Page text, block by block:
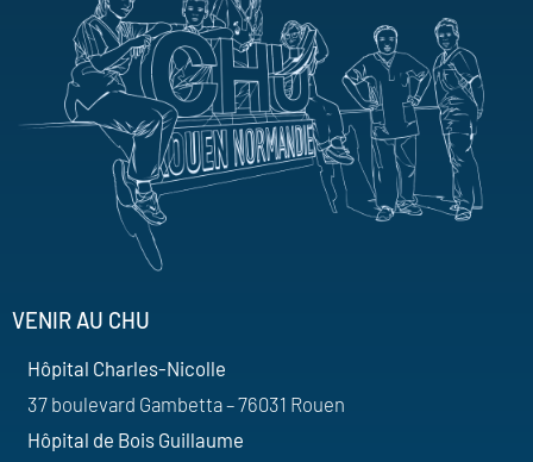
VENIR AU CHU
Hôpital Charles-Nicolle
37 boulevard Gambetta – 76031 Rouen
Hôpital de Bois Guillaume